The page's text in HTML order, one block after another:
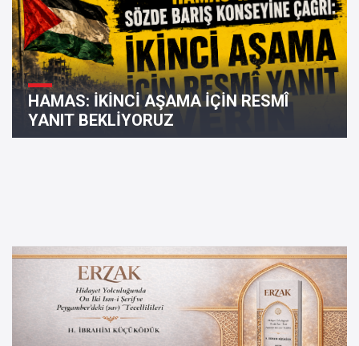
HAMAS: İKİNCİ AŞAMA İÇİN RESMÎ
YANIT BEKLİYORUZ